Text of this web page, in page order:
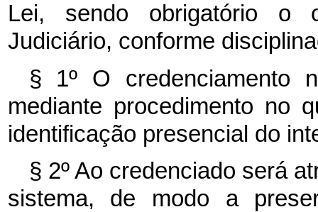
Lei, sendo obrigatório o
Judiciário, conforme
§ 1º O credenciamento
mediante procedimento no
identificação presencial do
§ 2º Ao credenciado será
sistema, de modo a